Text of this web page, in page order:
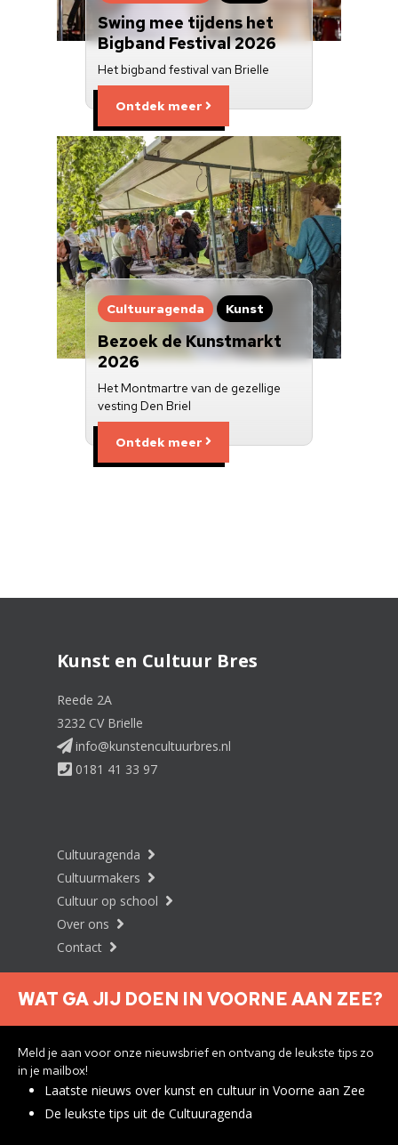
Swing mee tijdens het
Bigband Festival 2026
Het bigband festival van Brielle
Ontdek meer
Cultuuragenda Kunst
Bezoek de Kunstmarkt
2026
Het Montmartre van de gezellige
vesting Den Briel
Ontdek meer
Kunst en Cultuur Bres
Reede 2A
3232 CV Brielle
info@kunstencultuurbres.nl
0181 41 33 97
Cultuuragenda
Cultuurmakers
Cultuur op school
Over ons
Contact
Nieuwsbrief aanmelden
Privacyverklaring
WAT GA JIJ DOEN IN VOORNE AAN ZEE?
Meld je aan voor onze nieuwsbrief en ontvang de leukste tips zo
in je mailbox!
Laatste nieuws over kunst en cultuur in Voorne aan Zee
De leukste tips uit de Cultuuragenda